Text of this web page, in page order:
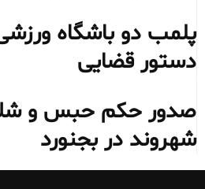
پلمب دو باشگاه
دستور قضایی
صدور حکم حبس و
شهروند در بجنورد